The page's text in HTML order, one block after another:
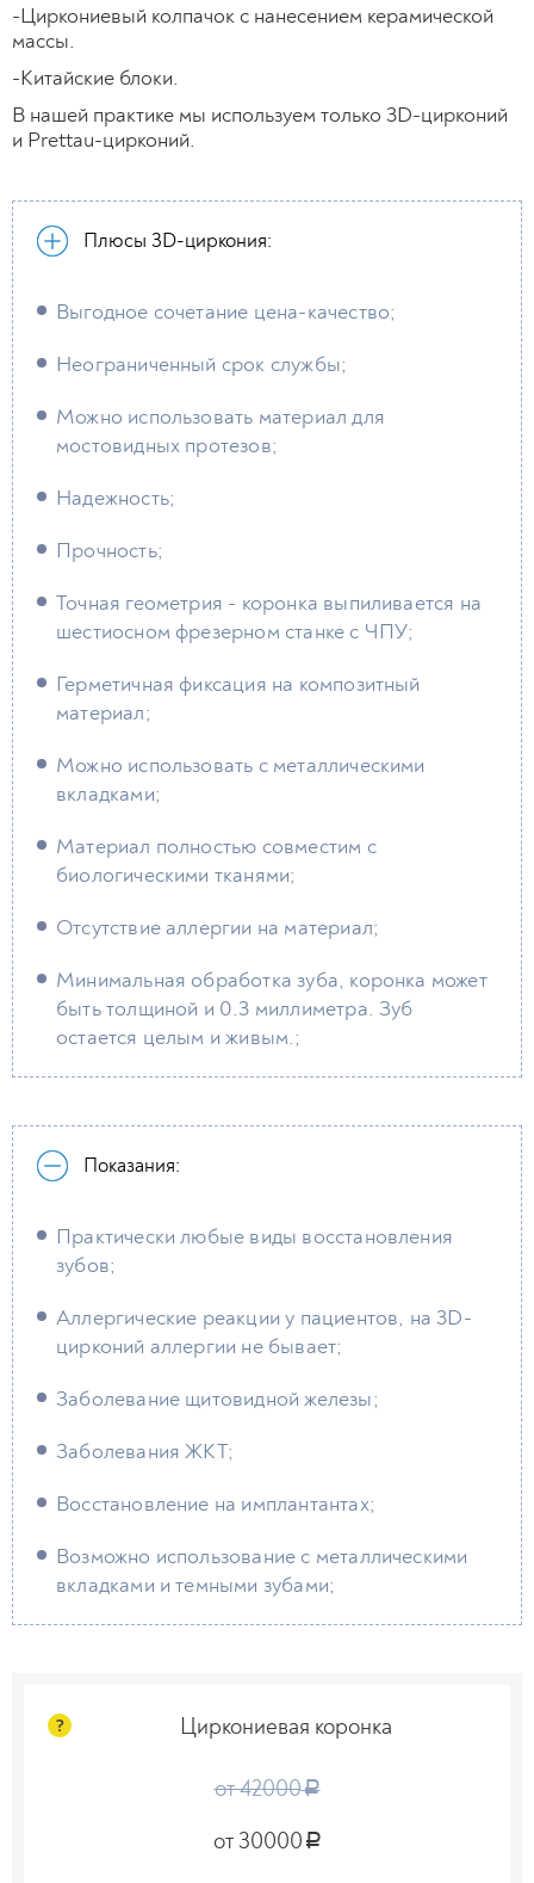
-Циркониевый колпачок с нанесением керамической
массы.
-Китайские блоки.
В нашей практике мы используем только 3D-цирконий
и Prettau-цирконий.
Плюсы 3D-циркония:
Выгодное сочетание цена-качество;
Неограниченный срок службы;
Можно использовать материал для
мостовидных протезов;
Надежность;
Прочность;
Точная геометрия - коронка выпиливается на
шестиосном фрезерном станке с ЧПУ;
Герметичная фиксация на композитный
материал;
Можно использовать с металлическими
вкладками;
Материал полностью совместим с
биологическими тканями;
Отсутствие аллергии на материал;
Минимальная обработка зуба, коронка может
быть толщиной и 0.3 миллиметра. Зуб
остается целым и живым.;
Показания:
Практически любые виды восстановления
зубов;
Аллергические реакции у пациентов, на 3D-
цирконий аллергии не бывает;
Заболевание щитовидной железы;
Заболевания ЖКТ;
Восстановление на имплантантах;
Возможно использование с металлическими
вкладками и темными зубами;
? Циркониевая коронка
от 42000a
от 30000 a